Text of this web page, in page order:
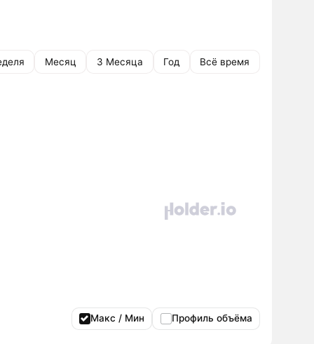
Месяц 3 Месяца Год Всё время
Макс / Мин Профиль объёма